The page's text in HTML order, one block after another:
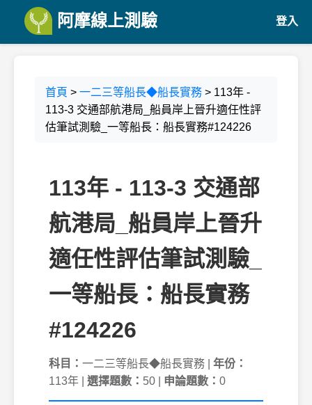
阿摩線上測驗 登入
首頁 > 一二三等船長◆船長實務 > 113年 -
113-3 交通部航港局_船員岸上晉升適任性評
估筆試測驗_一等船長：船長實務#124226
113年 - 113-3 交通部
航港局_船員岸上晉升
適任性評估筆試測驗_
一等船長：船長實務
#124226
科目： 一二三等船長◆船長實務 | 年份：
113年 | 選擇題數： 50 | 申論題數： 0